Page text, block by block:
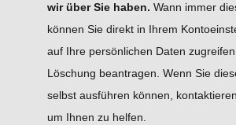
wir über Sie haben. Wann immer
können Sie direkt in Ihrem
auf Ihre persönlichen Daten
Löschung beantragen. Wenn Sie
selbst ausführen können,
um Ihnen zu helfen.